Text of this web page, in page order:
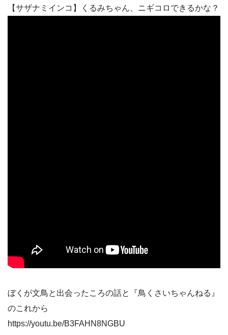
【サザナミインコ】くるみちゃん、ニギコロできるかな？
ぼくが文鳥と出会ったころの話と『鳥くさいちゃんねる』
のこれから
https://youtu.be/B3FAHN8NGBU